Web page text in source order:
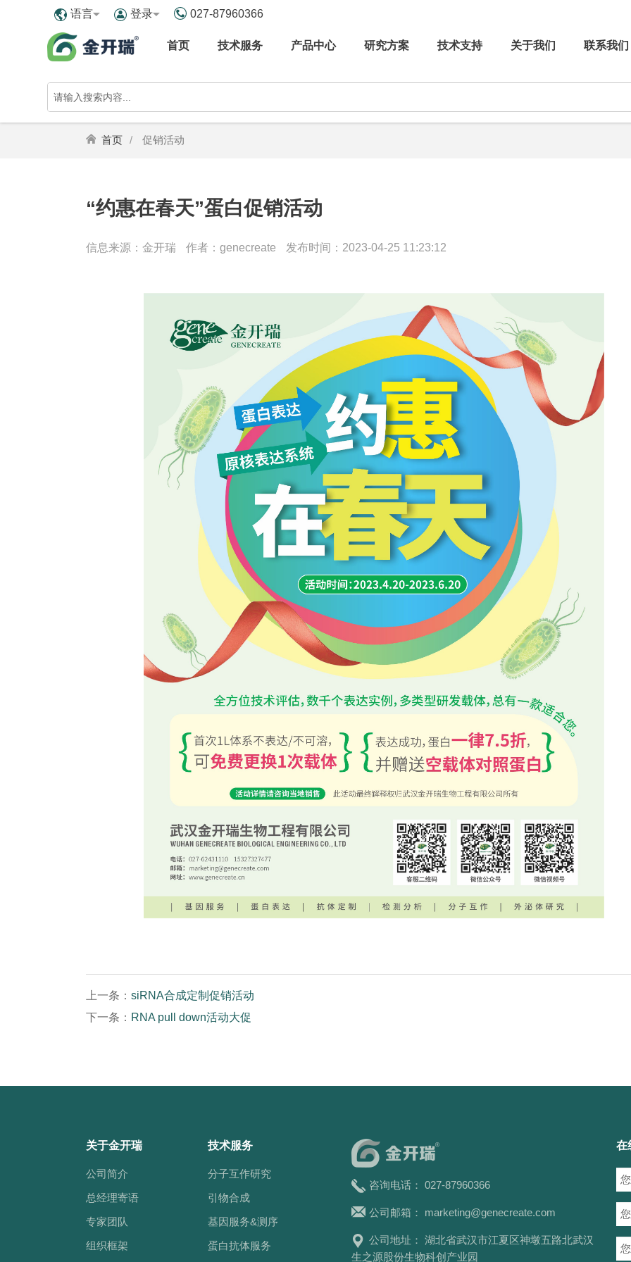
首页 技术服务 产品中心 研究方案 技术支持 关于我们 联系我们
语言 登录 027-87960366
首页 促销活动
“约惠在春天”蛋白促销活动
信息来源：金开瑞 作者：genecreate 发布时间：2023-04-25 11:23:12
上一条： siRNA合成定制促销活动
下一条： RNA pull down活动大促
关于金开瑞
公司简介
总经理寄语
专家团队
组织框架
技术服务
分子互作研究
引物合成
基因服务&测序
蛋白抗体服务
咨询电话： 027-87960366
公司邮箱： marketing@genecreate.com
公司地址： 湖北省武汉市江夏区神墩五路北武汉
生之源股份生物科创产业园
在